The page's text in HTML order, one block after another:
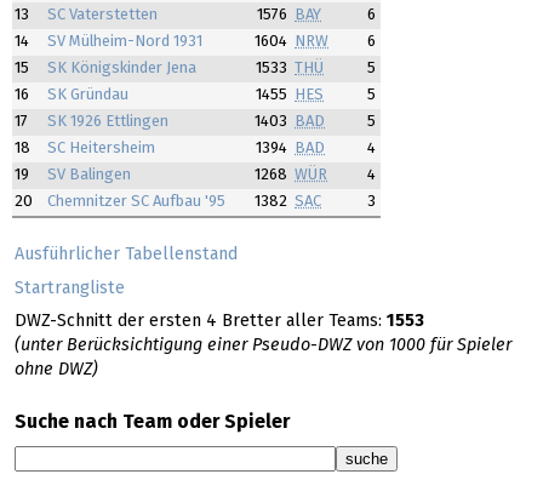
13
SC Vaterstetten 1576 BAY
6
14
SV Mülheim-Nord 1931 1604 NRW
6
15
SK Königskinder Jena 1533 THÜ
5
16
SK Gründau 1455 HES
5
17
SK 1926 Ettlingen 1403 BAD
5
18
SC Heitersheim 1394 BAD
4
19
SV Balingen 1268 WÜR
4
20
Chemnitzer SC Aufbau '95 1382 SAC 3
Ausführlicher Tabellenstand
Startrangliste
DWZ-Schnitt der ersten 4 Bretter aller Teams: 1553
(unter Berücksichtigung einer Pseudo-DWZ von 1000 für Spieler
ohne DWZ)
Suche nach Team oder Spieler